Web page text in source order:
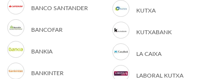
BANCO SANTANDER
BANCOFAR
BANKIA
BANKINTER
KUTXA
KUTXABANK
LA CAIXA
LABORAL KUTXA